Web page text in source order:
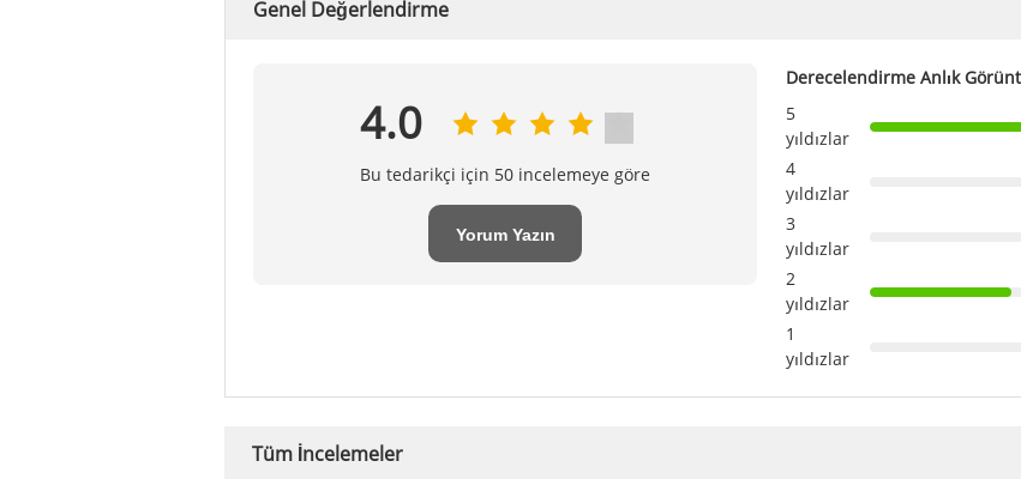
Genel Değerlendirme
4.0
Bu tedarikçi için 50 incelemeye göre
Yorum Yazın
Derecelendirme Anlık
5
yıldızlar
4
yıldızlar
3
yıldızlar
2
yıldızlar
1
yıldızlar
Tüm İncelemeler